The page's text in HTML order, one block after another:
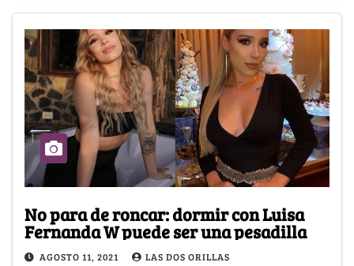
No para de roncar: dormir con Luisa
Fernanda W puede ser una pesadilla
AGOSTO 11, 2021 LAS DOS ORILLAS